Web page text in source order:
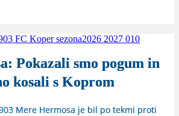
Pokazali smo pogum in
kosali s Koprom
Mere Hermosa je bil po tekmi proti